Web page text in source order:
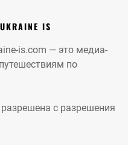
IS
is.com — это медиа-
по
с разрешения